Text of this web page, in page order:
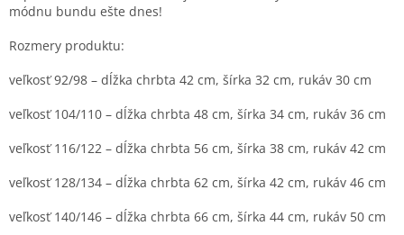
módnu bundu ešte dnes!
Rozmery produktu:
veľkosť 92/98 – dĺžka chrbta 42 cm, šírka 32 cm, rukáv 30 cm
veľkosť 104/110 – dĺžka chrbta 48 cm, šírka 34 cm, rukáv 36 cm
veľkosť 116/122 – dĺžka chrbta 56 cm, šírka 38 cm, rukáv 42 cm
veľkosť 128/134 – dĺžka chrbta 62 cm, šírka 42 cm, rukáv 46 cm
veľkosť 140/146 – dĺžka chrbta 66 cm, šírka 44 cm, rukáv 50 cm